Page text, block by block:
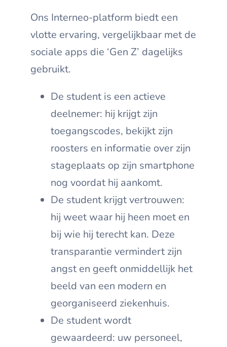
Ons Interneo-platform biedt een
vlotte ervaring, vergelijkbaar met de
sociale apps die ‘Gen Z’ dagelijks
gebruikt.
De student is een actieve
deelnemer: hij krijgt zijn
toegangscodes, bekijkt zijn
roosters en informatie over zijn
stageplaats op zijn smartphone
nog voordat hij aankomt.
De student krijgt vertrouwen:
hij weet waar hij heen moet en
bij wie hij terecht kan. Deze
transparantie vermindert zijn
angst en geeft onmiddellijk het
beeld van een modern en
georganiseerd ziekenhuis.
De student wordt
gewaardeerd: uw personeel,